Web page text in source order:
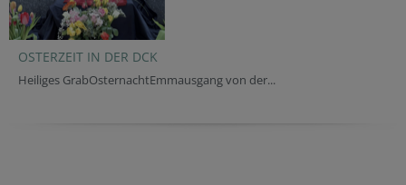
OSTERZEIT IN DER DCK
Heiliges GrabOsternachtEmmausgang von der...